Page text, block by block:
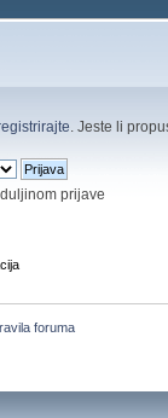
. Jeste li
prijave
foruma